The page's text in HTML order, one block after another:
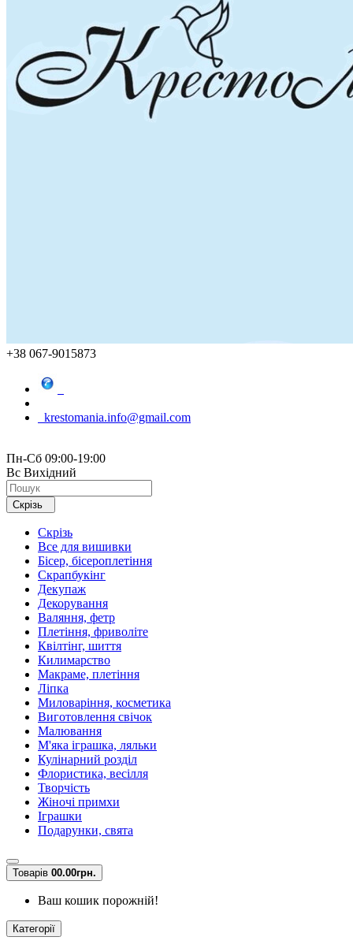
+38 067-9015873
krestomania.info@gmail.com
Пн-Сб 09:00-19:00
Вс Вихідний
Скрізь
Скрізь
Все для вишивки
Бісер, бісероплетіння
Скрапбукінг
Декупаж
Декорування
Валяння, фетр
Плетіння, фриволіте
Квілтінг, шиття
Килимарство
Макраме, плетіння
Ліпка
Миловаріння, косметика
Виготовлення свічок
Малювання
М'яка іграшка, ляльки
Кулінарний розділ
Флористика, весілля
Творчість
Жіночі примхи
Іграшки
Подарунки, свята
Товарів 00.00грн.
Ваш кошик порожній!
Категорії